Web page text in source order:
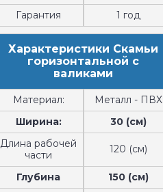
Гарантия 1 год
Характеристики Скамьи
горизонтальной с
валиками
Материал:
Металл - ПВХ
Ширина:
30 (см)
Длина рабочей
части
120 (см)
Глубина
150 (см)